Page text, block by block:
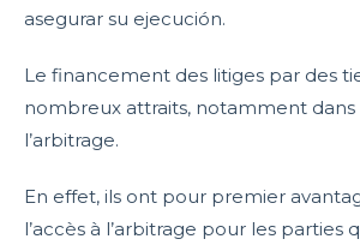
asegurar su ejecución.
Le financement des litiges par des
nombreux attraits, notamment dans
l’arbitrage.
En effet, ils ont pour premier
l’accès à l’arbitrage pour les parties